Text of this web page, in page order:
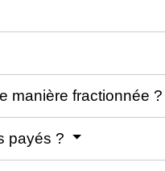
manière fractionnée ?
payés ?